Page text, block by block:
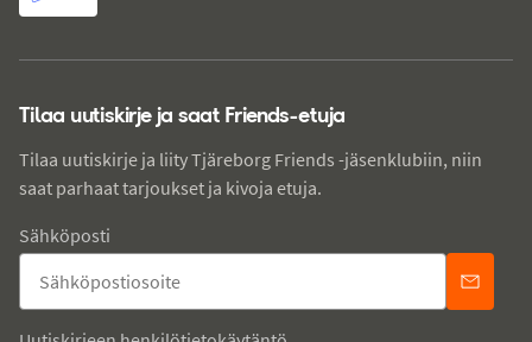
Tilaa uutiskirje ja saat Friends-etuja
Tilaa uutiskirje ja liity Tjäreborg Friends -jäsenklubiin, niin
saat parhaat tarjoukset ja kivoja etuja.
Sähköposti